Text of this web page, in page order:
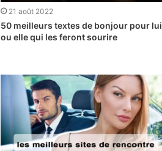
21 août 2022
50 meilleurs textes de bonjour pour lui
ou elle qui les feront sourire